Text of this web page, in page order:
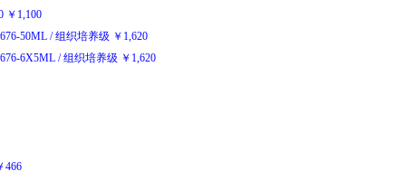
￥ 1,100
50ML / 组织培养级 ￥ 1,620
6X5ML / 组织培养级 ￥ 1,620
466